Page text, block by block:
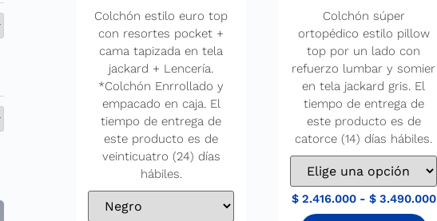
Colchón estilo euro top
con resortes pocket +
cama tapizada en tela
jackard + Lencería.
*Colchón Enrrollado y
empacado en caja. El
tiempo de entrega de
este producto es de
veinticuatro (24) días
hábiles.
Colchón súper
ortopédico estilo pillow
top por un lado con
refuerzo lumbar y somier
en tela jackard gris. El
tiempo de entrega de
este producto es de
catorce (14) días hábiles.
$2.416.000 - $3.490.000